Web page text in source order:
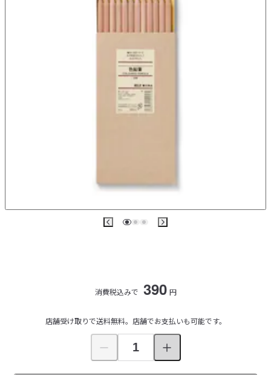
消費税込みで 390 円
店舗受け取りで送料無料。店舗でお支払いも可能です。